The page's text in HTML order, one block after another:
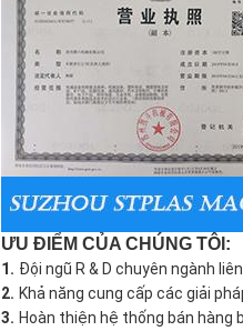
ƯU ĐIỂM CỦA CHÚNG TÔI:
1. Đội ngũ R & D chuyên ngành
2. Khả năng cung cấp các giải
3. Hoàn thiện hệ thống bán hàng